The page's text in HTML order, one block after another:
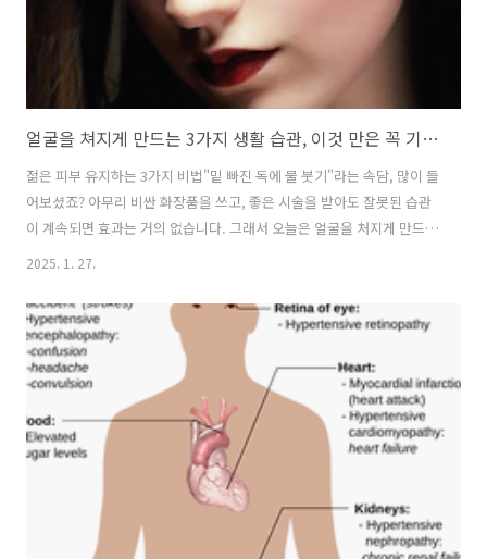
얼굴을 쳐지게 만드는 3가지 생활 습관, 이것 만은 꼭 기억하세요!
젊은 피부 유지하는 3가지 비법"밑 빠진 독에 물 붓기"라는 속담, 많이 들
어보셨죠? 아무리 비싼 화장품을 쓰고, 좋은 시술을 받아도 잘못된 습관
이 계속되면 효과는 거의 없습니다. 그래서 오늘은 얼굴을 처지게 만드는
나쁜 습관 세 가지를 알려드리며, 동안 피부를 유지하기 위한 비법을 소
못된 기초 케어, 피부를 망치는 첫걸음기초 케어는 피부 건강의 기본입니
다. 클렌징, 보습, 자외선 차단이라는 세 가지 핵심 단계에서 한 가지라도
빠지거나 잘못된 방법으로 하면 피부가 처지고 노화가 가속화될 수 있어
요.클렌징은 부드럽게, 간단하게피부를 너무 깨끗하게 씻으려는 욕심은
오히려 피부를 망칠 수 있습니다. 세안을 할 때는 강하게 문지르지 말고,
1분..
2025. 1. 27.